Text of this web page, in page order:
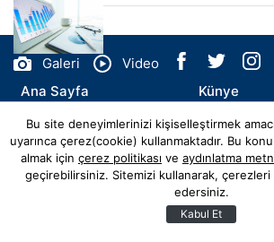
Galeri
Video
Ana Sayfa
Künye
İletişim
© Copyright 2026 kaptanevar.com Tüm
Hibya Haber Ajansı
Bu site deneyimlerinizi kişiselleştirmek
uyarınca çerez(cookie) kullanmaktadır. Bu
almak için çerez politikası ve aydınlatma
geçirebilirsiniz. Sitemizi kullanarak, çerezleri
edersiniz.
Kabul Et